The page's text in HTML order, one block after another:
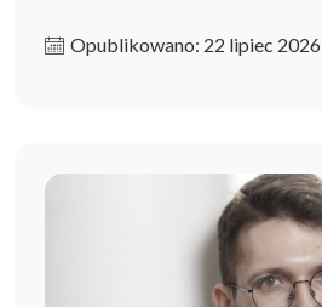
Opublikowano: 22 lipiec 2026